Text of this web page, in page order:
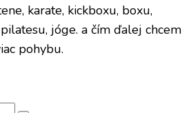
karate, kickboxu, boxu,
jóge. a čím ďalej chcem
pohybu.